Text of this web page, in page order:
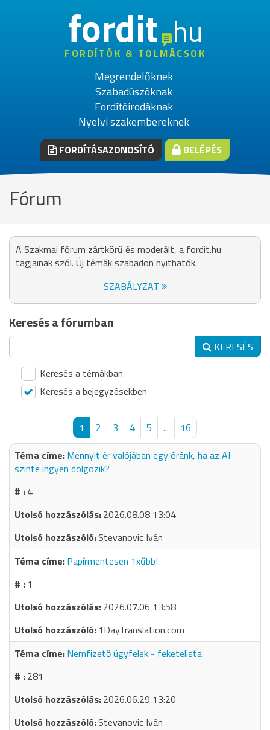
fordithu
FORDÍTÓK & TOLMÁCSOK
Megrendelőknek
Szabadúszóknak
Fordítóirodáknak
Nyelvi szakembereknek
FORDÍTÁSAZONOSÍTÓ BELÉPÉS
Fórum
A Szakmai fórum zártkörű és moderált, a fordit.hu
tagjainak szól. Új témák szabadon nyithatók.
SZABÁLYZAT
Keresés a fórumban
KERESÉS
Keresés a témákban
Keresés a bejegyzésekben
1 2 3 4 5 ...
16
Mennyit ér valójában egy óránk, ha az AI
szinte ingyen dolgozik?
4
2026.08.08 13:04
Stevanovic Iván
Papírmentesen 1xűbb!
1
2026.07.06 13:58
1DayTranslation.com
Nemfizető ügyfelek - feketelista
281
2026.06.29 13:20
Stevanovic Iván